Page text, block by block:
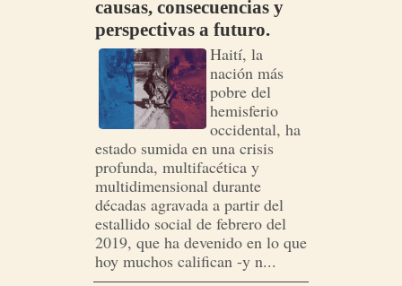
causas, consecuencias y
perspectivas a futuro.
Haití, la
nación más
pobre del
hemisferio
occidental, ha
estado sumida en una crisis
profunda, multifacética y
multidimensional durante
décadas agravada a partir del
estallido social de febrero del
2019, que ha devenido en lo que
hoy muchos califican -y n...